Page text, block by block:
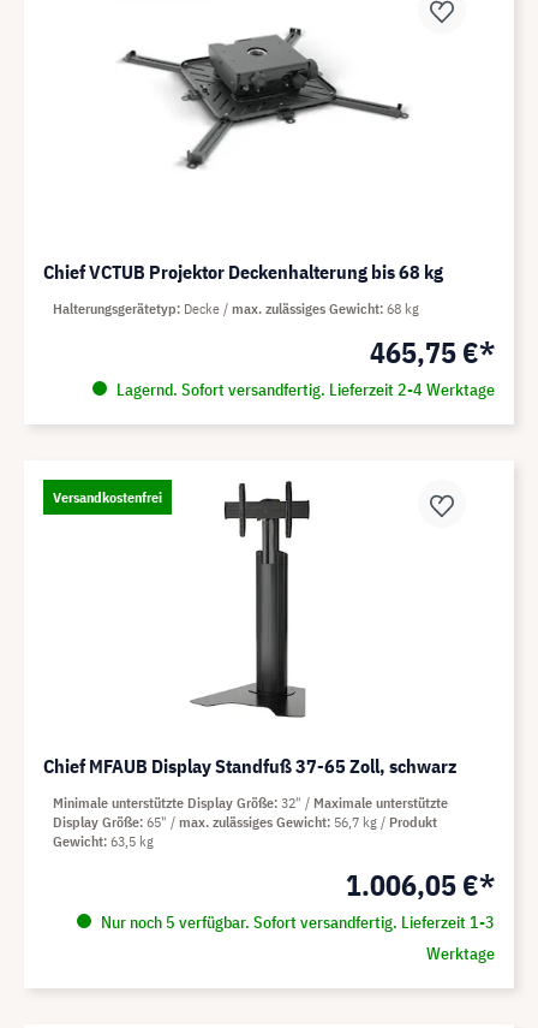
Chief VCTUB Projektor Deckenhalterung bis 68 kg
465,75 €*
Lagernd. Sofort versandfertig. Lieferzeit 2-4 Werktage
Halterungsgerätetyp Decke max. zulässiges Gewicht 68 kg
Versandkostenfrei
Chief MFAUB Display Standfuß 37-65 Zoll, schwarz
1.006,05 €*
Nur noch 5 verfügbar. Sofort versandfertig. Lieferzeit 1-3
Werktage
Minimale unterstützte Display Größe 32"
Maximale unterstützte
Display Größe 65" max. zulässiges Gewicht 56,7 kg
Produkt
Gewicht 63,5 kg